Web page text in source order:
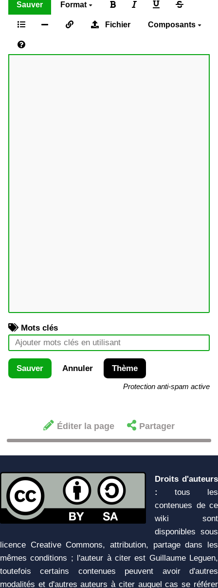
Sauver Format
Fichier Composants
Mots clés
Sauver Annuler Thème
Protection anti-spam active
Éditer la page Partager
Droits d'auteurs
:
tous les
contenues de ce
wiki sont
disponibles sous
licence Creative Commons, attribution, partage dans les
mêmes conditions ; l'auteur à citer est Guillaume Leguen,
toutefois certains contenues peuvent avoir d'autres
modalités et d'autres auteurs à citer auquel cas se référer